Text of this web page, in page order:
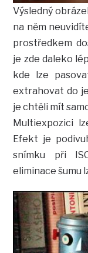
Výsledný
na něm
prostředkem
je zde daleko
kde lze
extrahovat do
je chtěli mít
Multiexpozici
Efekt je
snímku při
eliminace šumu